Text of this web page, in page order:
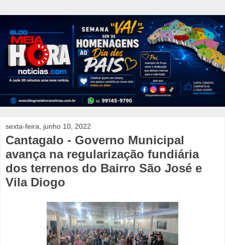
sexta-feira, junho 10, 2022
Cantagalo - Governo Municipal
avança na regularização fundiária
dos terrenos do Bairro São José e
Vila Diogo